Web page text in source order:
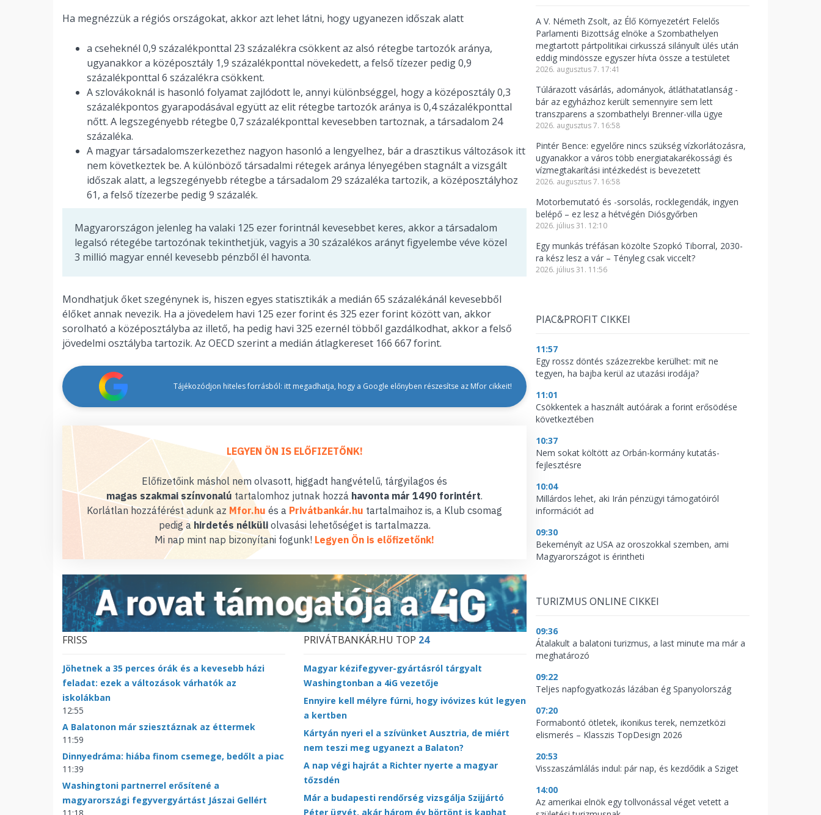
Ha megnézzük a régiós országokat, akkor azt lehet látni, hogy ugyanezen időszak alatt
a cseheknél 0,9 százalékponttal 23 százalékra csökkent az alsó rétegbe tartozók aránya,
ugyanakkor a középosztály 1,9 százalékponttal növekedett, a felső tízezer pedig 0,9
százalékponttal 6 százalékra csökkent.
A szlovákoknál is hasonló folyamat zajlódott le, annyi különbséggel, hogy a középosztály 0,3
százalékpontos gyarapodásával együtt az elit rétegbe tartozók aránya is 0,4 százalékponttal
nőtt. A legszegényebb rétegbe 0,7 százalékponttal kevesebben tartoznak, a társadalom 24
százaléka.
A magyar társadalomszerkezethez nagyon hasonló a lengyelhez, bár a drasztikus változások itt
nem következtek be. A különböző társadalmi rétegek aránya lényegében stagnált a vizsgált
időszak alatt, a legszegényebb rétegbe a társadalom 29 százaléka tartozik, a középosztályhoz
61, a felső tízezerbe pedig 9 százalék.
Magyarországon jelenleg ha valaki 125 ezer forintnál kevesebbet keres, akkor a társadalom
legalsó rétegébe tartozónak tekinthetjük, vagyis a 30 százalékos arányt figyelembe véve közel
3 millió magyar ennél kevesebb pénzből él havonta.
Mondhatjuk őket szegénynek is, hiszen egyes statisztikák a medián 65 százalékánál kevesebből
élőket annak nevezik. Ha a jövedelem havi 125 ezer forint és 325 ezer forint között van, akkor
sorolható a középosztályba az illető, ha pedig havi 325 ezernél többől gazdálkodhat, akkor a felső
jövedelmi osztályba tartozik. Az OECD szerint a medián átlagkereset 166 667 forint.
Tájékozódjon hiteles forrásból: itt megadhatja, hogy a Google előnyben részesítse az Mfor cikkeit!
LEGYEN ÖN IS ELŐFIZETŐNK!
Előfizetőink máshol nem olvasott, higgadt hangvételű, tárgyilagos és
magas szakmai színvonalú tartalomhoz jutnak hozzá havonta már 1490 forintért.
Korlátlan hozzáférést adunk az Mfor.hu és a Privátbankár.hu tartalmaihoz is, a Klub csomag
pedig ahirdetés nélküliolvasási lehetőséget is tartalmazza.
Mi nap mint nap bizonyítani fogunk! Legyen Ön is előfizetőnk!
FRISS
Jöhetnek a 35 perces órák és a kevesebb házi
feladat: ezek a változások várhatók az
iskolákban
12:55
A Balatonon már sziesztáznak az éttermek
11:59
Dinnyedráma: hiába finom csemege, bedőlt a piac
11:39
Washingtoni partnerrel erősítené a
magyarországi fegyvergyártást Jászai Gellért
11:18
PRIVÁTBANKÁR.HU TOP 24
Magyar kézifegyver-gyártásról tárgyalt
Washingtonban a 4iG vezetője
Ennyire kell mélyre fúrni, hogy ivóvizes kút legyen
a kertben
Kártyán nyeri el a szívünket Ausztria, de miért
nem teszi meg ugyanezt a Balaton?
A nap végi hajrát a Richter nyerte a magyar
tőzsdén
Már a budapesti rendőrség vizsgálja Szijjártó
Péter ügyét, akár három év börtönt is kaphat
A V. Németh Zsolt, az Élő Környezetért Felelős
Parlamenti Bizottság elnöke a Szombathelyen
megtartott pártpolitikai cirkusszá silányult ülés után
eddig mindössze egyszer hívta össze a testületet
2026. augusztus 7. 17:41
Túlárazott vásárlás, adományok, átláthatatlanság -
bár az egyházhoz került semennyire sem lett
transzparens a szombathelyi Brenner-villa ügye
2026. augusztus 7. 16:58
Pintér Bence: egyelőre nincs szükség vízkorlátozásra,
ugyanakkor a város több energiatakarékossági és
vízmegtakarítási intézkedést is bevezetett
2026. augusztus 7. 16:58
Motorbemutató és -sorsolás, rocklegendák, ingyen
belépő – ez lesz a hétvégén Diósgyőrben
2026. július 31. 12:10
Egy munkás tréfásan közölte Szopkó Tiborral, 2030-
ra kész lesz a vár – Tényleg csak viccelt?
2026. július 31. 11:56
PIAC&PROFIT CIKKEI
11:57
Egy rossz döntés százezrekbe kerülhet: mit ne
tegyen, ha bajba kerül az utazási irodája?
11:01
Csökkentek a használt autóárak a forint erősödése
következtében
10:37
Nem sokat költött az Orbán-kormány kutatás-
fejlesztésre
10:04
Millárdos lehet, aki Irán pénzügyi támogatóiról
információt ad
09:30
Bekeményít az USA az oroszokkal szemben, ami
Magyarországot is érintheti
TURIZMUS ONLINE CIKKEI
09:36
Átalakult a balatoni turizmus, a last minute ma már a
meghatározó
09:22
Teljes napfogyatkozás lázában ég Spanyolország
07:20
Formabontó ötletek, ikonikus terek, nemzetközi
elismerés – Klasszis TopDesign 2026
20:53
Visszaszámlálás indul: pár nap, és kezdődik a Sziget
14:00
Az amerikai elnök egy tollvonással véget vetett a